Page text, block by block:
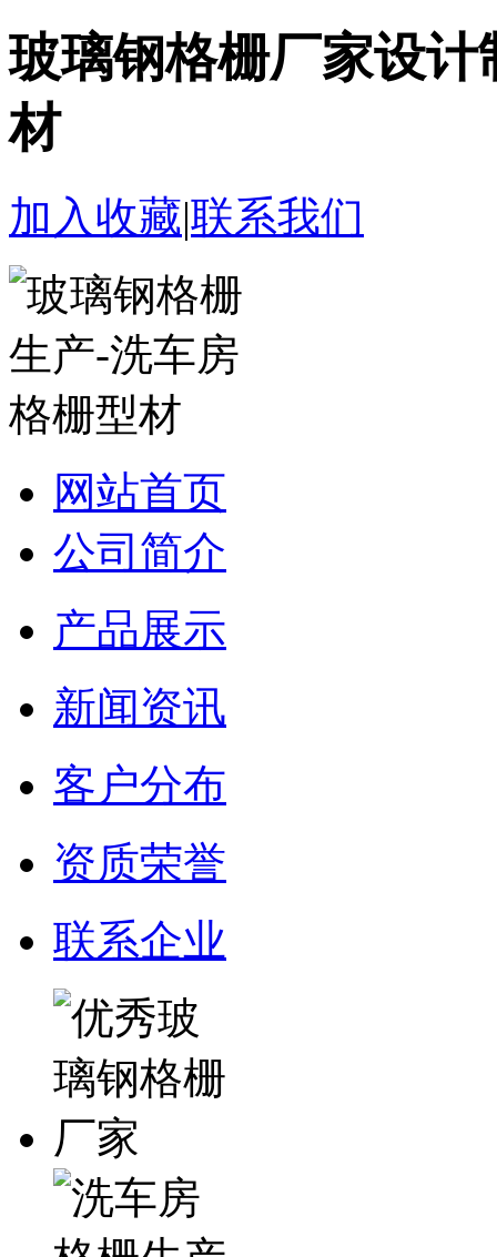
玻璃钢格栅厂家设
材
加入收藏|联系我们
网站首页
公司简介
产品展示
新闻资讯
客户分布
资质荣誉
联系企业